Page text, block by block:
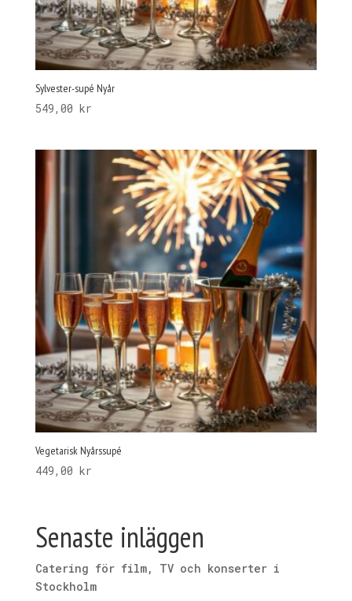
Sylvester-supé Nyår
549,00 kr
Vegetarisk Nyårssupé
449,00 kr
Senaste inläggen
Catering för film, TV och konserter i
Stockholm